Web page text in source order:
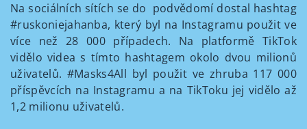
Na sociálních sítích se do podvědomí dostal hashtag
#ruskoniejahanba, který byl na Instagramu použit ve
více než 28 000 případech. Na platformě TikTok
vidělo videa s tímto hashtagem okolo dvou milionů
uživatelů. #Masks4All byl použit ve zhruba 117 000
příspěvcích na Instagramu a na TikToku jej vidělo až
1,2 milionu uživatelů.